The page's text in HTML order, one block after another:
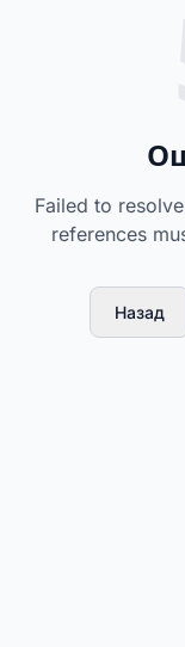
Failed to
references
Назад